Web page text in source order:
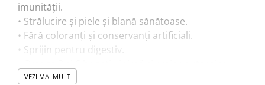
imunității.
• Strălucire și piele și blană sănătoase.
• Fără coloranți și conservanți artificiali.
• Sprijin pentru digestiv.
• Conținut ridicat de umiditate pentru a susține
VEZI MAI MULT